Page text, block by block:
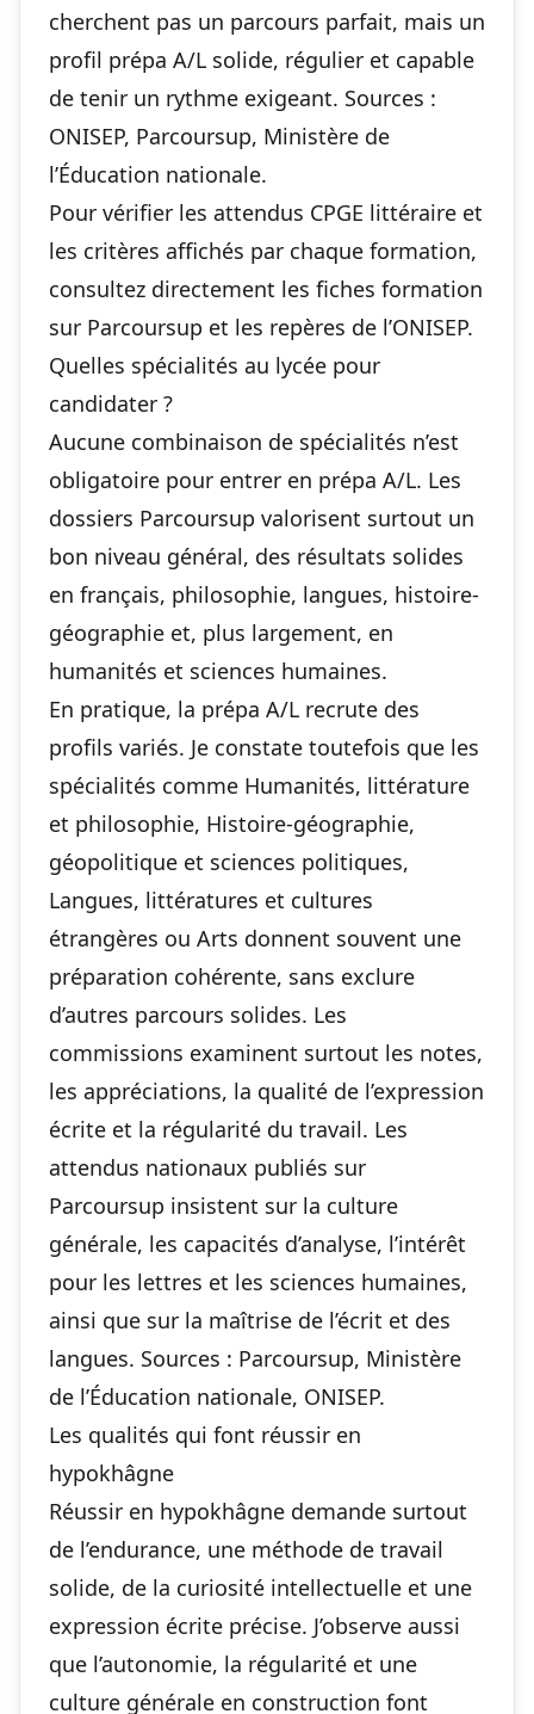
cherchent pas un parcours parfait, mais un
profil prépa A/L solide, régulier et capable
de tenir un rythme exigeant. Sources :
ONISEP, Parcoursup, Ministère de
l’Éducation nationale.
Pour vérifier les attendus CPGE littéraire et
les critères affichés par chaque formation,
consultez directement les fiches formation
sur Parcoursup et les repères de l’ONISEP.
Quelles spécialités au lycée pour
candidater ?
Aucune combinaison de spécialités n’est
obligatoire pour entrer en prépa A/L. Les
dossiers Parcoursup valorisent surtout un
bon niveau général, des résultats solides
en français, philosophie, langues, histoire-
géographie et, plus largement, en
humanités et sciences humaines.
En pratique, la prépa A/L recrute des
profils variés. Je constate toutefois que les
spécialités comme Humanités, littérature
et philosophie, Histoire-géographie,
géopolitique et sciences politiques,
Langues, littératures et cultures
étrangères ou Arts donnent souvent une
préparation cohérente, sans exclure
d’autres parcours solides. Les
commissions examinent surtout les notes,
les appréciations, la qualité de l’expression
écrite et la régularité du travail. Les
attendus nationaux publiés sur
Parcoursup insistent sur la culture
générale, les capacités d’analyse, l’intérêt
pour les lettres et les sciences humaines,
ainsi que sur la maîtrise de l’écrit et des
langues. Sources : Parcoursup, Ministère
de l’Éducation nationale, ONISEP.
Les qualités qui font réussir en
hypokhâgne
Réussir en hypokhâgne demande surtout
de l’endurance, une méthode de travail
solide, de la curiosité intellectuelle et une
expression écrite précise. J’observe aussi
que l’autonomie, la régularité et une
culture générale en construction font